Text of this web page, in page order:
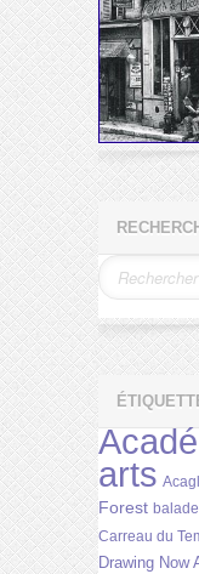
arts
Forest
Carreau du
Drawing Now